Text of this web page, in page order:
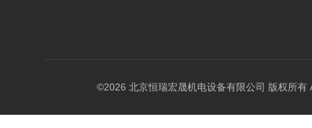
©2026 北京恒瑞宏晟机电设备有限公司 版权所有